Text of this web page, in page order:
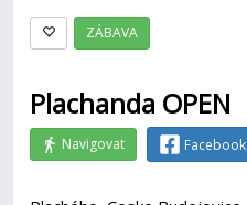
ZÁBAVA
Plachanda OPEN
Navigovat Facebook